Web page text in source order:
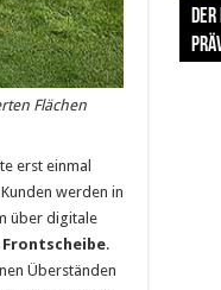
Flächen
erst einmal
werden in
über digitale
.
Überständen